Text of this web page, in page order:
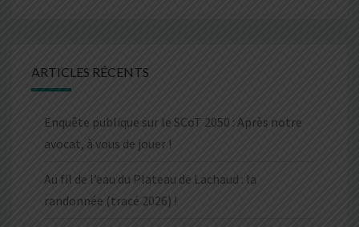
ARTICLES RÉCENTS
Enquête publique sur le SCoT 2050 : Après notre
avocat, à vous de jouer !
Au fil de l’eau du Plateau de Lachaud : la
randonnée (tracé 2026) !